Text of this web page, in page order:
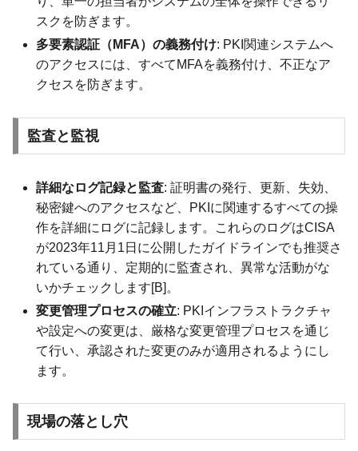
スクを防ぎます。
多要素認証（MFA）の義務付け: PKI関連システムへ
のアクセスには、すべてMFAを義務付け、不正なア
クセスを防ぎます。
監査と監視
詳細なログ記録と監査: 証明書の発行、更新、失効、
秘密鍵へのアクセスなど、PKIに関連するすべての操
作を詳細にログに記録します。これらのログはCISA
が2023年11月1日に公開したガイドラインでも推奨さ
れている通り、定期的に監査され、異常な活動がな
いかチェックします[B]。
変更管理プロセスの確立: PKIインフラストラクチャ
や設定への変更は、厳格な変更管理プロセスを通じ
て行い、承認された変更のみが適用されるようにし
ます。
現場の落とし穴